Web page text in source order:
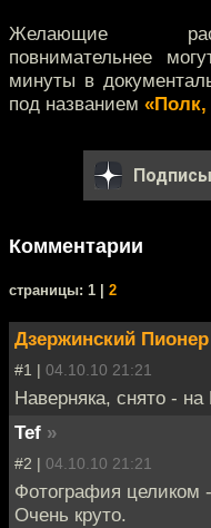
Желающие
повнимательнее
минуты в
под названием
Комментарии
cтраницы: 1 | 2
Дзержинский Пионер
#1 | 04.10.10 21:21
Наверняка, снято - на
Tef »
#2 | 04.10.10 21:21
Фотография целиком
Очень круто.